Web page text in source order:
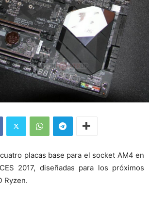
placas base para el socket AM4 en
2017, diseñadas para los próximos
Ryzen.